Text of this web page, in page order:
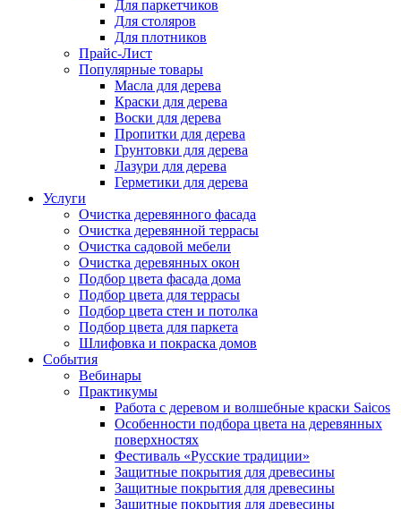
Для паркетчиков
Для столяров
Для плотников
Прайс-Лист
Популярные товары
Масла для дерева
Краски для дерева
Воски для дерева
Пропитки для дерева
Грунтовки для дерева
Лазури для дерева
Герметики для дерева
Услуги
Очистка деревянного фасада
Очистка деревянной террасы
Очистка садовой мебели
Очистка деревянных окон
Подбор цвета фасада дома
Подбор цвета для террасы
Подбор цвета стен и потолка
Подбор цвета для паркета
Шлифовка и покраска домов
События
Вебинары
Практикумы
Работа с деревом и волшебные краски Saicos
Особенности подбора цвета на деревянных
поверхностях
Фестиваль «Русские традиции»
Защитные покрытия для древесины
Защитные покрытия для древесины
Защитные покрытия для древесины